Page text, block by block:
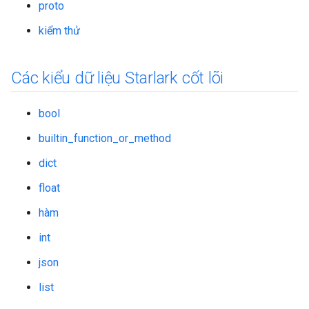
proto
kiểm thử
Các kiểu dữ liệu Starlark cốt lõi
bool
builtin_function_or_method
dict
float
hàm
int
json
list